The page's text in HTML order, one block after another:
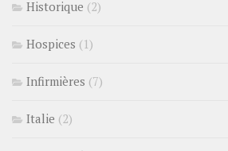
Historique (2)
Hospices (1)
Infirmières (7)
Italie (2)